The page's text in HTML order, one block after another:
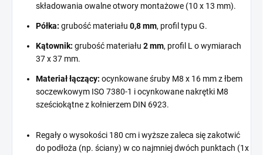
składowania owalne otwory montażowe (10 x 13 mm).
Półka: grubość materiału 0,8 mm, profil typu G.
Kątownik: grubość materiału 2 mm, profil L o wymiarach
37 x 37 mm.
Materiał łączący: ocynkowane śruby M8 x 16 mm z łbem
soczewkowym ISO 7380-1 i ocynkowane nakrętki M8
sześciokątne z kołnierzem DIN 6923.
Regały o wysokości 180 cm i wyższe zaleca się zakotwić
do podłoża (np. ściany) w co najmniej dwóch punktach (1x